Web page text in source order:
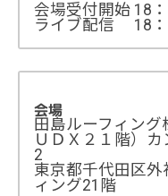
会場受付開始 18
ライブ配信 18：
会場
田島ルーフィン
ＵＤＸ２１階）
2
東京都千代田区外
ィング21階